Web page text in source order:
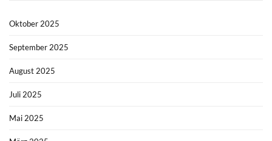
Oktober 2025
September 2025
August 2025
Juli 2025
Mai 2025